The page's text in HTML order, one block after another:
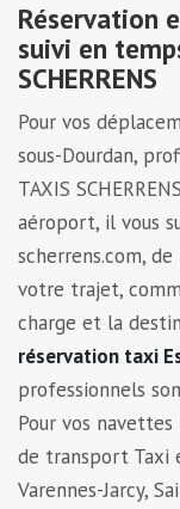
Réservation
suivi en
SCHERRENS
Pour vos
sous-Dourdan,
TAXIS
aéroport, il vous
scherrens.com,
votre trajet,
charge et la
réservation taxi
professionnels
Pour vos
de transport Taxi
Varennes-Jarcy,